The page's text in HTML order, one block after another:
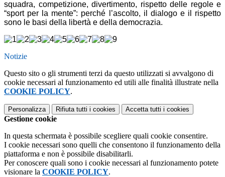
squadra, competizione, divertimento, rispetto delle regole e
“sport per la mente”: perché l’ascolto, il dialogo e il rispetto
sono le basi della libertà e della democrazia.
Notizie
Questo sito o gli strumenti terzi da questo utilizzati si avvalgono di
cookie necessari al funzionamento ed utili alle finalità illustrate nella
COOKIE POLICY.
Personalizza Rifiuta tutti i cookies Accetta tutti i cookies
Gestione cookie
In questa schermata è possibile scegliere quali cookie consentire.
I cookie necessari sono quelli che consentono il funzionamento della
piattaforma e non è possibile disabilitarli.
Per conoscere quali sono i cookie necessari al funzionamento potete
visionare la COOKIE POLICY.